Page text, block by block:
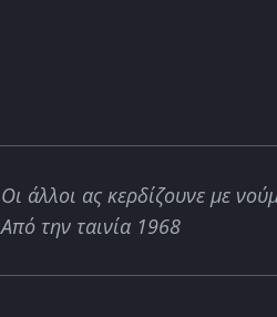
Οι άλλοι ας κερδίζουνε με
Από την ταινία 1968